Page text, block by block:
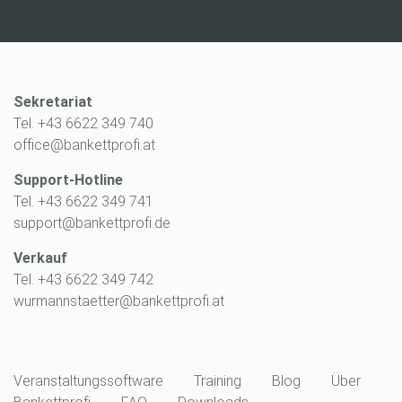
Sekretariat
Tel. +43 6622 349 740
office@bankettprofi.at
Support-Hotline
Tel. +43 6622 349 741
support@bankettprofi.de
Verkauf
Tel. +43 6622 349 742
wurmannstaetter@bankettprofi.at
Veranstaltungssoftware Training Blog
Über